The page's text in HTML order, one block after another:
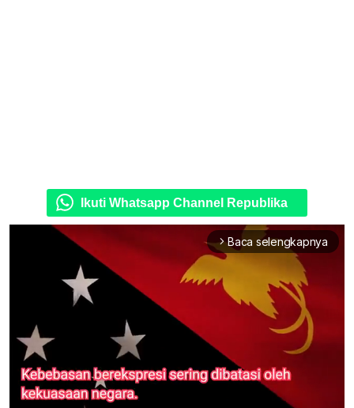
Ikuti Whatsapp Channel Republika
arrow_forward_ios Baca selengkapnya